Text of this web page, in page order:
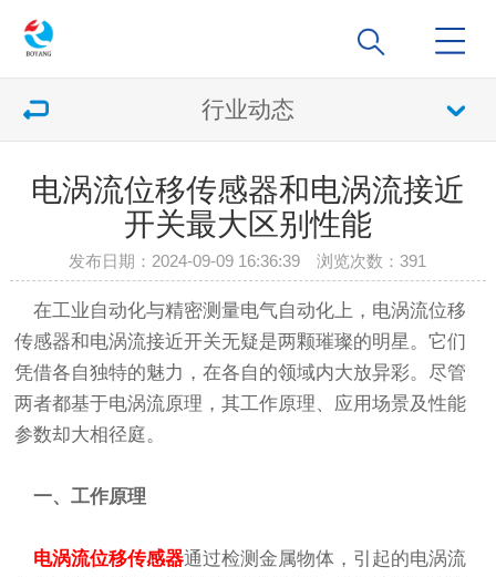
行业动态
电涡流位移传感器和电涡流接近
开关最大区别性能
发布日期：2024-09-09 16:36:39 浏览次数：391
在工业自动化与精密测量电气自动化上，电涡流位移
传感器和电涡流接近开关无疑是两颗璀璨的明星。它们
凭借各自独特的魅力，在各自的领域内大放异彩。尽管
两者都基于电涡流原理，其工作原理、应用场景及性能
参数却大相径庭。
一、工作原理
电涡流位移传感器通过检测金属物体，引起的电涡流